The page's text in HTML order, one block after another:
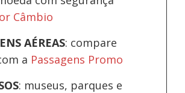
Câmbio
AÉREAS: compare
a Passagens Promo
: museus, parques e